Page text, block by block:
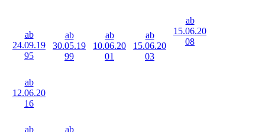
ab
24.09.19
95
ab
30.05.19
99
ab
10.06.20
01
ab
15.06.20
03
ab
15.06.20
08
ab
12.06.20
16
ab
ab